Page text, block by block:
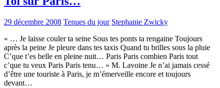
29 décembre 2008 Tenues du jour Stephanie Zwicky
« … Je laisse couler ta seine Sous tes ponts ta rengaine Toujours
après la peine Je pleure dans tes taxis Quand tu brilles sous la pluie
C’que t’es belle en pleine nuit… Paris Paris combien Paris tout
c’que tu veux Paris Paris tenu… » M. Lavoine Je n’ai jamais cessé
d’être une touriste à Paris, je m’émerveille encore et toujours
devant…